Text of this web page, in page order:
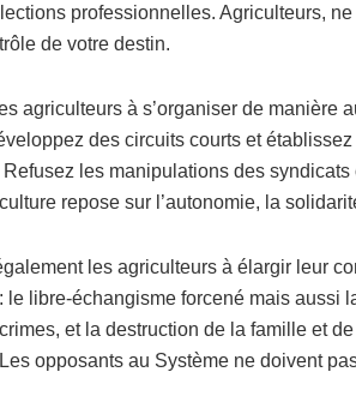
professionnelles. Agriculteurs,
de votre destin.
agriculteurs à s’organiser de manière
des circuits courts et
les manipulations des
repose sur l’autonomie, la
les agriculteurs à élargir leur
le libre-échangisme forcené mais aussi
et la destruction de la famille et
opposants au Système ne doivent